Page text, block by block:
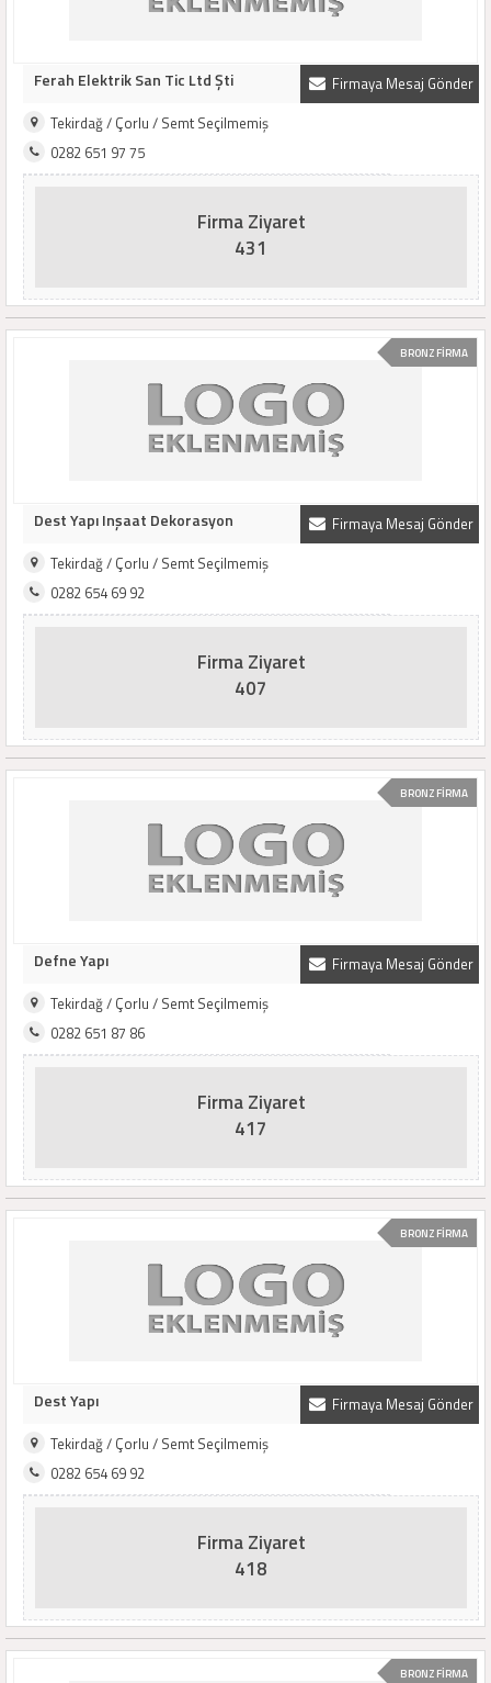
Firmaya Mesaj Gönder
Ferah Elektrik San Tic Ltd Şti
Tekirdağ / Çorlu / Semt Seçilmemiş
0282 651 97 75
Firma Ziyaret
431
BRONZ FİRMA
Firmaya Mesaj Gönder
Dest Yapı Inşaat Dekorasyon
Tekirdağ / Çorlu / Semt Seçilmemiş
0282 654 69 92
Firma Ziyaret
407
BRONZ FİRMA
Firmaya Mesaj Gönder
Defne Yapı
Tekirdağ / Çorlu / Semt Seçilmemiş
0282 651 87 86
Firma Ziyaret
417
BRONZ FİRMA
Firmaya Mesaj Gönder
Dest Yapı
Tekirdağ / Çorlu / Semt Seçilmemiş
0282 654 69 92
Firma Ziyaret
418
BRONZ FİRMA